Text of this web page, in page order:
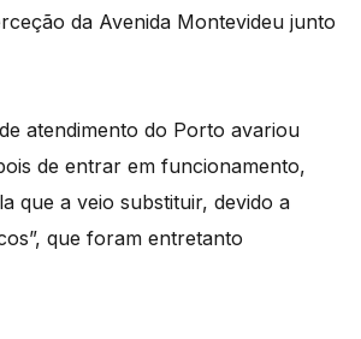
da Avenida Montevideu junto
atendimento do Porto avariou
de entrar em funcionamento,
que a veio substituir, devido a
que foram entretanto